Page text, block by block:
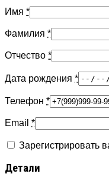
Имя *
Фамилия *
Отчество *
Дата рождения *
Телефон *
Email *
Зарегистрировать
Детали